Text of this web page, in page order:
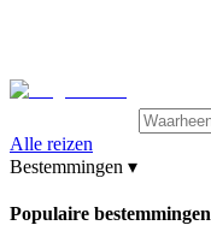
Alle reizen
Bestemmingen ▾
Populaire bestemmingen